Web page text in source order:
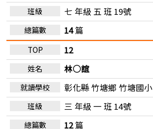
七 年級 五 班 19號
14篇
12
林○誼
彰化縣 竹塘鄉 竹塘國小
三 年級 一 班 14號
12篇